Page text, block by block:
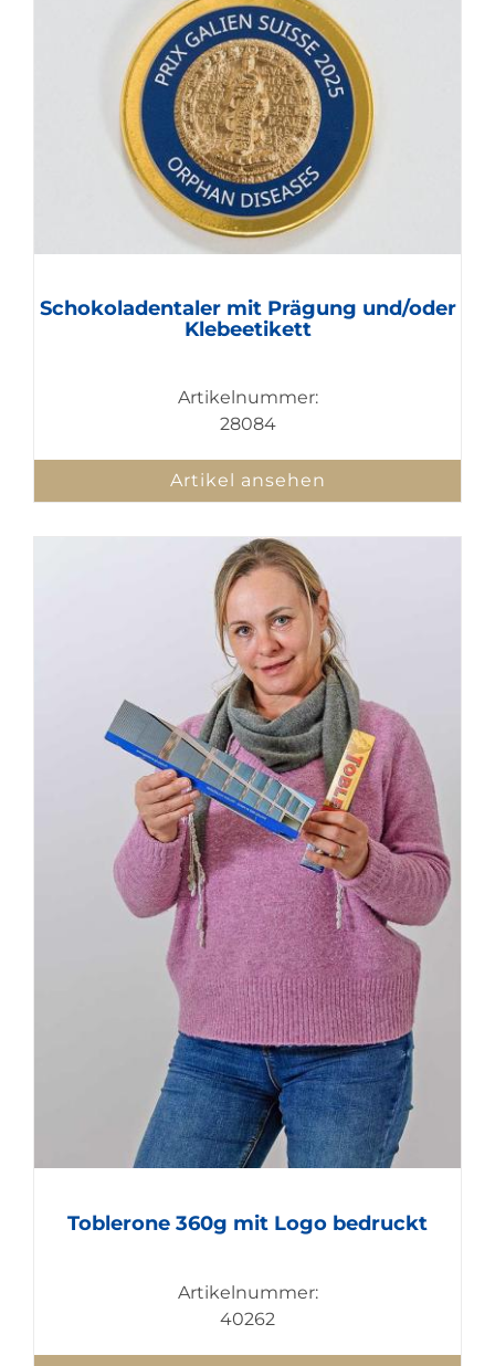
Schokoladentaler mit Prägung und/oder
Klebeetikett
Artikelnummer:
28084
Artikel ansehen
Toblerone 360g mit Logo bedruckt
Artikelnummer:
40262